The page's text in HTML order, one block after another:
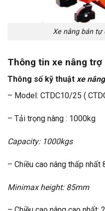
Xe nâng bán tự
Thông tin xe nâng trợ
Thông số kỹ thuật xe
– Model: CTDC10/25 (
– Tải trọng nâng : 1000kg
Capacity: 1000kgs
– Chiều cao nâng thấp nhất
Minimax height: 85mm